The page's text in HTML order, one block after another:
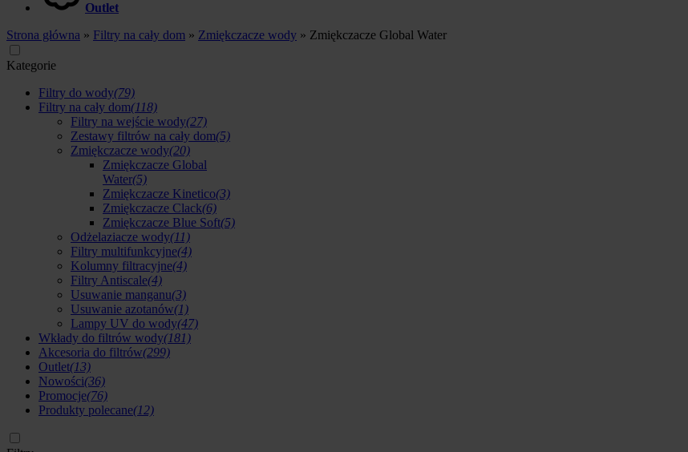
Outlet
Strona główna » Filtry na cały dom » Zmiękczacze wody » Zmiękczacze Global Water
Kategorie
Filtry do wody(79)
Filtry na cały dom(118)
Filtry na wejście wody(27)
Zestawy filtrów na cały dom(5)
Zmiękczacze wody(20)
Zmiękczacze Global
Water(5)
Zmiękczacze Kinetico(3)
Zmiękczacze Clack(6)
Zmiękczacze Blue Soft(5)
Odżelaziacze wody(11)
Filtry multifunkcyjne(4)
Kolumny filtracyjne(4)
Filtry Antiscale(4)
Usuwanie manganu(3)
Usuwanie azotanów(1)
Lampy UV do wody(47)
Wkłady do filtrów wody(181)
Akcesoria do filtrów(299)
Outlet(13)
Nowości(36)
Promocje(76)
Produkty polecane(12)